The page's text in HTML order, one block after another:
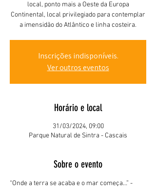
local, ponto mais a Oeste da Europa
Continental, local privilegiado para contemplar
a imensidão do Atlântico e linha costeira.
Inscrições indisponíveis.
Ver outros eventos
Horário e local
31/03/2024, 09:00
Parque Natural de Sintra - Cascais
Sobre o evento
“Onde a terra se acaba e o mar começa…” -